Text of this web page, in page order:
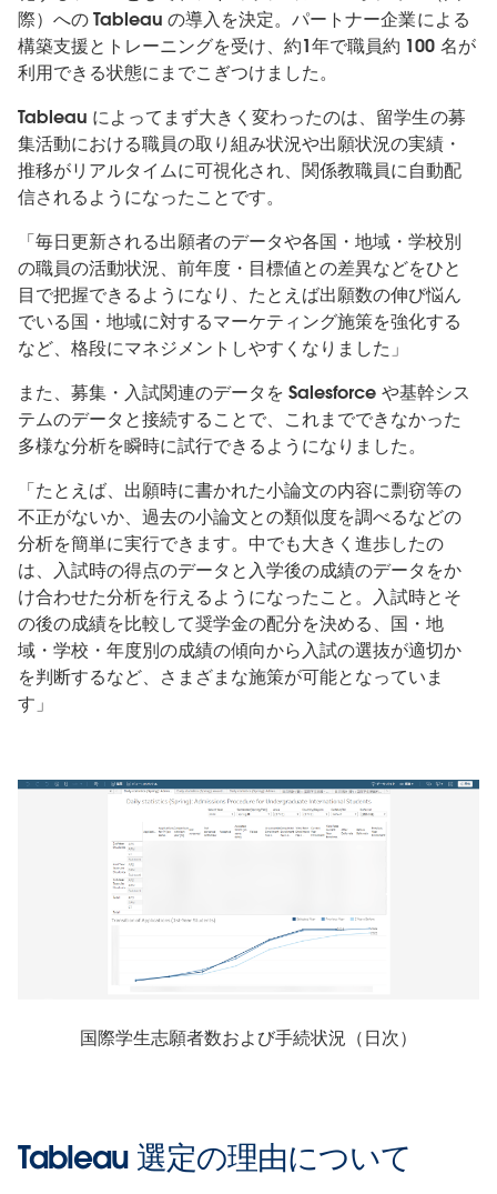
際）への Tableau の導入を決定。パートナー企業による
構築支援とトレーニングを受け、約1年で職員約 100 名が
利用できる状態にまでこぎつけました。
Tableau によってまず大きく変わったのは、留学生の募
集活動における職員の取り組み状況や出願状況の実績・
推移がリアルタイムに可視化され、関係教職員に自動配
信されるようになったことです。
「毎日更新される出願者のデータや各国・地域・学校別
の職員の活動状況、前年度・目標値との差異などをひと
目で把握できるようになり、たとえば出願数の伸び悩ん
でいる国・地域に対するマーケティング施策を強化する
など、格段にマネジメントしやすくなりました」
また、募集・入試関連のデータを Salesforce や基幹シス
テムのデータと接続することで、これまでできなかった
多様な分析を瞬時に試行できるようになりました。
「たとえば、出願時に書かれた小論文の内容に剽窃等の
不正がないか、過去の小論文との類似度を調べるなどの
分析を簡単に実行できます。中でも大きく進歩したの
は、入試時の得点のデータと入学後の成績のデータをか
け合わせた分析を行えるようになったこと。入試時とそ
の後の成績を比較して奨学金の配分を決める、国・地
域・学校・年度別の成績の傾向から入試の選抜が適切か
を判断するなど、さまざまな施策が可能となっていま
す」
国際学生志願者数および手続状況（日次）
Tableau 選定の理由について